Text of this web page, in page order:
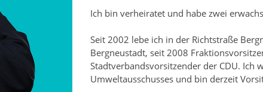
Ich bin verheiratet und habe zwei
Seit 2002 lebe ich in der Richtstraße
Bergneustadt, seit 2008
Stadtverbandsvorsitzender der CDU. Ich
Umweltausschusses und bin derzeit